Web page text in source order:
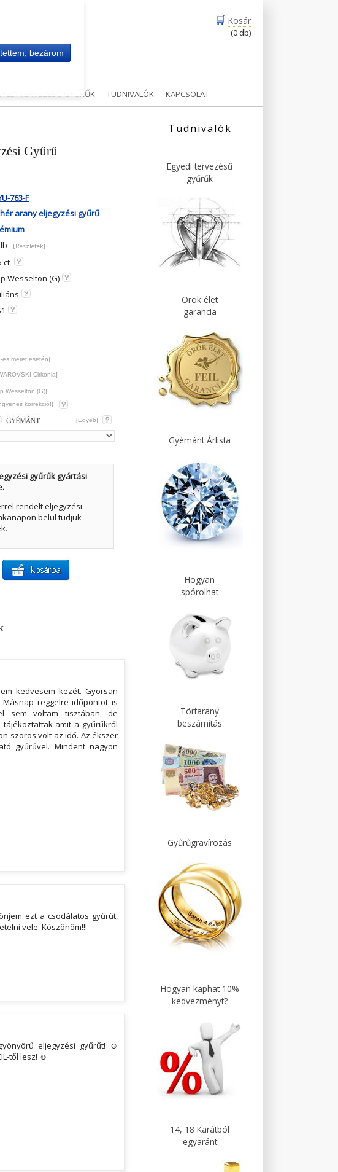
🛒 Kosár
(0 db)
TERVEZÉSŰ GYŰRŰK TUDNIVALÓK KAPCSOLAT
Gyűrű
763-F
arany eljegyzési gyűrű
[Részletek]
ct
Wesselton (G)
es méret esetén]
Cirkónia]
Wesselton (G)]
korrekció!]
[Egyéb]
gyűrűk gyártási
rendelt eljegyzési
belül tudjuk
kedvesem kezét. Gyorsan
reggelre időpontot is
sem voltam tisztában, de
amit a gyűrűkről
szoros volt az idő. Az ékszer
gyűrűvel. Mindent nagyon
ezt a csodálatos gyűrűt,
vele. Köszönöm!!!
eljegyzési gyűrűt! ☺
től lesz! ☺
Tudnivalók
Egyedi tervezésű
gyűrűk
Örök élet
garancia
Gyémánt Árlista
Hogyan
spórolhat
Törtarany
beszámítás
Gyűrűgravírozás
Hogyan kaphat 10%
kedvezményt?
14, 18 Karátból
egyaránt
bezárom